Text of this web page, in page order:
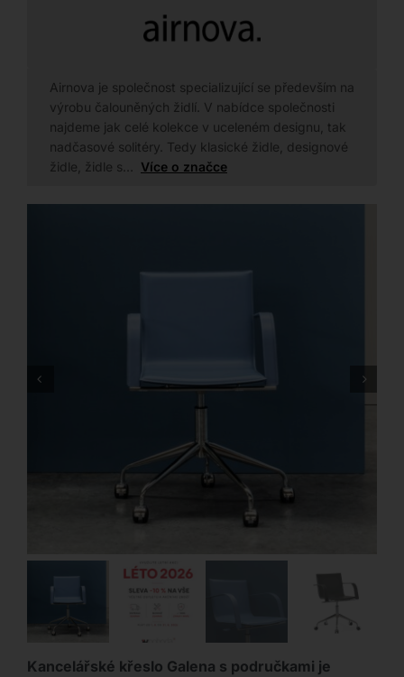
Airnova je společnost specializující se především na
výrobu čalouněných židlí. V nabídce společnosti
najdeme jak celé kolekce v uceleném designu, tak
nadčasové solitéry. Tedy klasické židle, designové
židle, židle s… Více o značce
Kancelářské křeslo Galena s područkami je